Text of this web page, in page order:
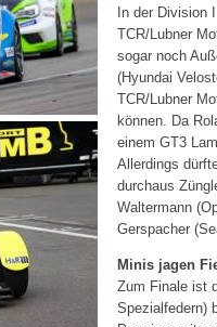
In der Division
TCR/Lubner
sogar noch
(Hyundai
TCR/Lubner
können. Da
einem GT3
Allerdings
durchaus
Waltermann
Gerspacher
Minis jagen
Zum Finale ist
Spezialfedern)